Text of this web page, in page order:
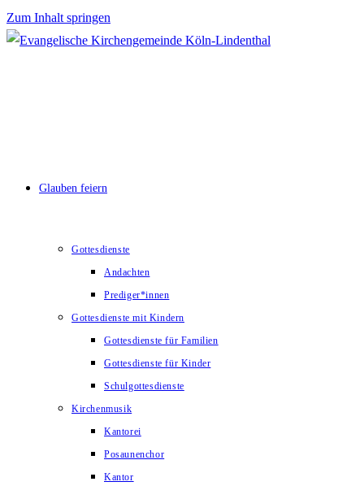
Zum Inhalt springen
Glauben feiern
Gottesdienste
Andachten
Prediger*innen
Gottesdienste mit Kindern
Gottesdienste für Familien
Gottesdienste für Kinder
Schulgottesdienste
Kirchenmusik
Kantorei
Posaunenchor
Kantor